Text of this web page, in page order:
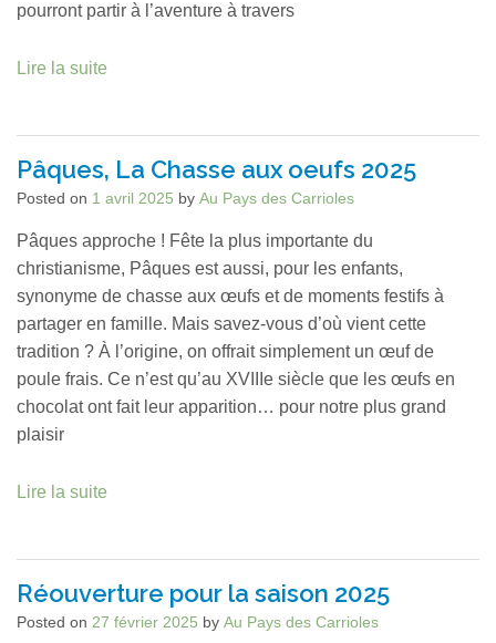
pourront partir à l’aventure à travers
Lire la suite
Pâques, La Chasse aux oeufs 2025
Posted on 1 avril 2025 by Au Pays des Carrioles
Pâques approche ! Fête la plus importante du
christianisme, Pâques est aussi, pour les enfants,
synonyme de chasse aux œufs et de moments festifs à
partager en famille. Mais savez-vous d’où vient cette
tradition ? À l’origine, on offrait simplement un œuf de
poule frais. Ce n’est qu’au XVIIIe siècle que les œufs en
chocolat ont fait leur apparition… pour notre plus grand
plaisir
Lire la suite
Réouverture pour la saison 2025
Posted on 27 février 2025 by Au Pays des Carrioles